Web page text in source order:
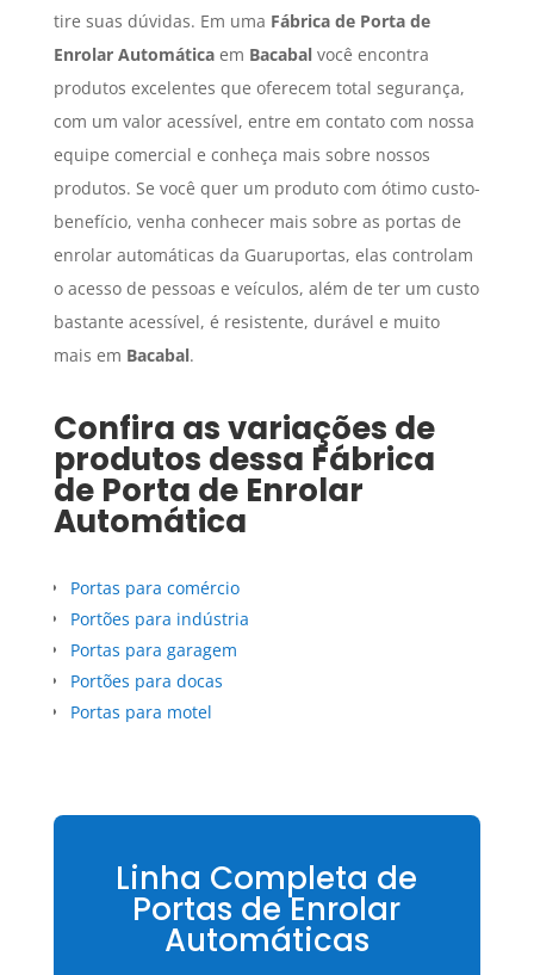
tire suas dúvidas. Em uma Fábrica de Porta de
Enrolar Automáticaem Bacabalvocê encontra
produtos excelentes que oferecem total segurança,
com um valor acessível, entre em contato com nossa
equipe comercial e conheça mais sobre nossos
produtos. Se você quer um produto com ótimo custo-
benefício, venha conhecer mais sobre as portas de
enrolar automáticas da Guaruportas, elas controlam
o acesso de pessoas e veículos, além de ter um custo
bastante acessível, é resistente, durável e muito
mais em Bacabal.
Confira as variações de
produtos dessa Fábrica
de Porta de Enrolar
Automática
Portas para comércio
Portões para indústria
Portas para garagem
Portões para docas
Portas para motel
Linha Completa de
Portas de Enrolar
Automáticas